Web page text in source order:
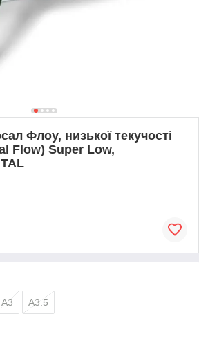
Флоу, низької текучості
Flow) Super Low,
А3 А3.5